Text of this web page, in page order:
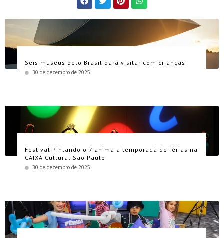
Seis museus pelo Brasil para visitar com crianças
30 de dezembro de 2025
Festival Pintando o 7 anima a temporada de férias na
CAIXA Cultural São Paulo
30 de dezembro de 2025